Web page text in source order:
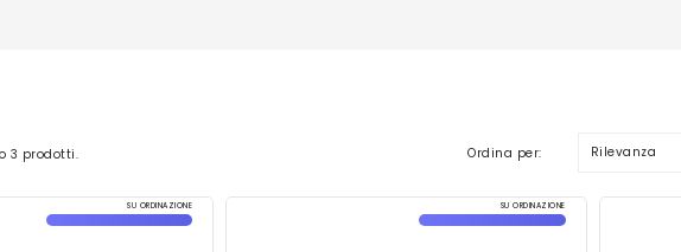
3 prodotti. Ordina per: Rilevanza
SU ORDINAZIONE SU ORDINAZIONE